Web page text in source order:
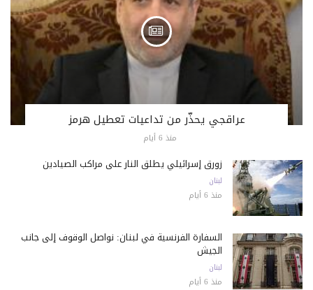
عراقجي يحذّر من تداعيات تعطيل هرمز
منذ 6 أيام
زورق إسرائيلي يطلق النار على مراكب الصيادين
لبنان
منذ 6 أيام
السفارة الفرنسية في لبنان: نواصل الوقوف إلى جانب
الجيش
لبنان
منذ 6 أيام